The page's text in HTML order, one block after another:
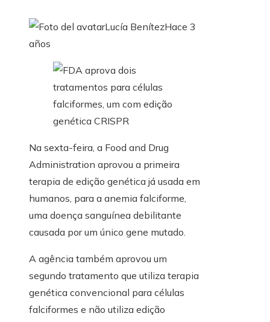
Lucía BenítezHace 3
años
Na sexta-feira, a Food and Drug
Administration aprovou a primeira
terapia de edição genética já usada em
humanos, para a anemia falciforme,
uma doença sanguínea debilitante
causada por um único gene mutado.
A agência também aprovou um
segundo tratamento que utiliza terapia
genética convencional para células
falciformes e não utiliza edição